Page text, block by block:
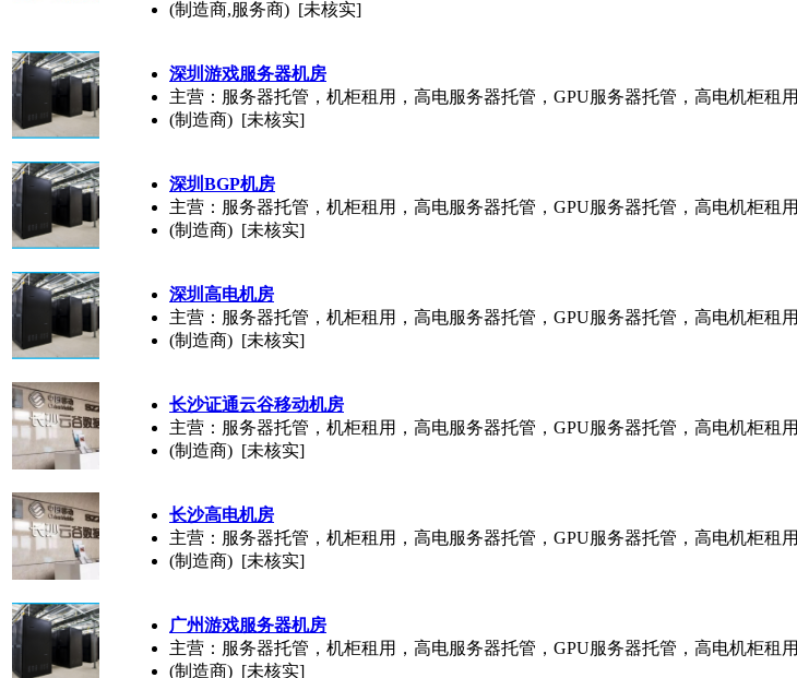
(制造商,服务商) [未核实]
深圳游戏服务器机房
主营：服务器托管，机柜租用，高电服务器托管，GPU服务器托管，高电机柜租用
(制造商) [未核实]
深圳BGP机房
主营：服务器托管，机柜租用，高电服务器托管，GPU服务器托管，高电机柜租用
(制造商) [未核实]
深圳高电机房
主营：服务器托管，机柜租用，高电服务器托管，GPU服务器托管，高电机柜租用
(制造商) [未核实]
长沙证通云谷移动机房
主营：服务器托管，机柜租用，高电服务器托管，GPU服务器托管，高电机柜租用
(制造商) [未核实]
长沙高电机房
主营：服务器托管，机柜租用，高电服务器托管，GPU服务器托管，高电机柜租用
(制造商) [未核实]
广州游戏服务器机房
主营：服务器托管，机柜租用，高电服务器托管，GPU服务器托管，高电机柜租用
(制造商) [未核实]